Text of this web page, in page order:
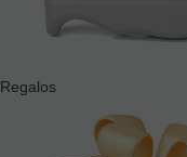
Regalos